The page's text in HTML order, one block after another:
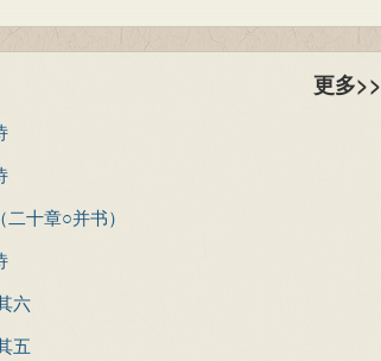
封上府库，遣使降于后赵。卢谌在辽西漂泊
任命卢谌为中书监。
闵帅十万骑兵攻襄国石祗，命其子太原王冉
免生变。冉闵不听反而将其杀死。永和七年
。
更多>>
十章○并书）
六
五